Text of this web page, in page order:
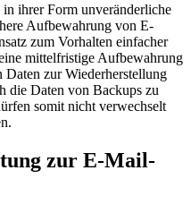
ihrer Form unveränderliche
Aufbewahrung von E-
zum Vorhalten einfacher
mittelfristige Aufbewahrung
zur Wiederherstellung
die Daten von Backups zu
somit nicht verwechselt
zur E-Mail-